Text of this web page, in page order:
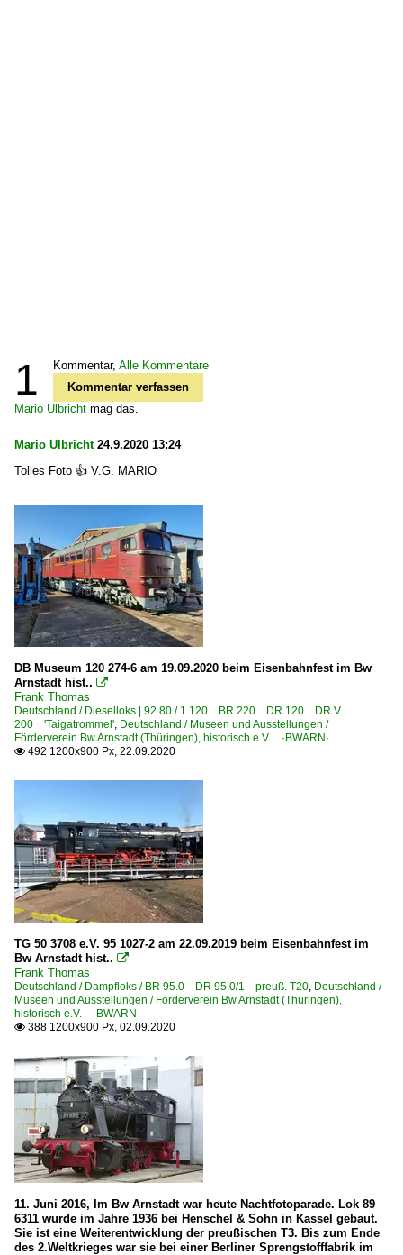
1 Kommentar, Alle Kommentare
Kommentar verfassen
Mario Ulbricht mag das.
Mario Ulbricht24.9.2020 13:24
Tolles Foto 👍 V.G. MARIO
DB Museum 120 274-6 am 19.09.2020 beim Eisenbahnfest im Bw
Arnstadt hist.. 
Frank Thomas
Deutschland / Dieselloks | 92 80 / 1 120 BR 220 DR 120 DR V
200 'Taigatrommel', Deutschland / Museen und Ausstellungen /
Förderverein Bw Arnstadt (Thüringen), historisch e.V. ·BWARN·
 492 1200x900 Px, 22.09.2020
TG 50 3708 e.V. 95 1027-2 am 22.09.2019 beim Eisenbahnfest im
Bw Arnstadt hist.. 
Frank Thomas
Deutschland / Dampfloks / BR 95.0 DR 95.0/1 preuß. T20, Deutschland /
Museen und Ausstellungen / Förderverein Bw Arnstadt (Thüringen),
historisch e.V. ·BWARN·
 388 1200x900 Px, 02.09.2020
11. Juni 2016, Im Bw Arnstadt war heute Nachtfotoparade. Lok 89
6311 wurde im Jahre 1936 bei Henschel & Sohn in Kassel gebaut.
Sie ist eine Weiterentwicklung der preußischen T3. Bis zum Ende
des 2.Weltkrieges war sie bei einer Berliner Sprengstofffabrik im